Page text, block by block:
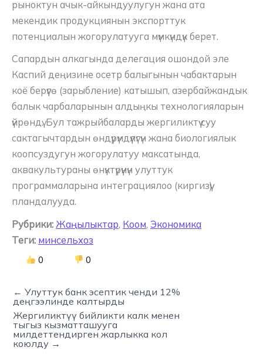
рыноктун ачык-айкындуулугун жана ата
мекендик продукциянын экспорттук
потенциалын жогорулатууга мүмкүндүк берет.
Сапардын алкагында делегация ошондой эле
Каспий деңизине осетр балыгынын чабактарын
коё берүүгө (зарыбление) катышып, азербайжандык
балык чарбаларынын алдыңкы технологияларын
үйрөндү. Бул тажрыйбаларды жергиликтүү суу
сактагычтардын өндүрүмдүүлүгүн жана биологиялык
коопсуздугун жогорулатуу максатында,
аквакультураны өнүктүрүүнүн улуттук
программаларына интеграциялоо (киргизүү)
пландалууда.
Рубрики: Жаңылыктар, Коом, Экономика
Теги: минсельхоз
0 0
← Улуттук банк эсептик ченди 12%
деңгээлинде калтырды
Жергиликтүү бийликти калк менен
тыгыз кызматташууга
милдеттендирген жарлыкка кол
коюлду →